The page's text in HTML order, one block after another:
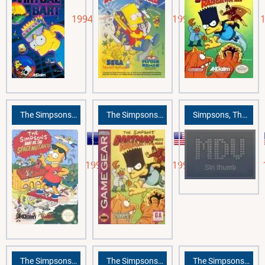
1994 1993
The Simpsons: Bart vs. the Space Mutants
1991
The Simpsons: Bartman Meets Radioactive Man
1992
Simpsons, The: Bart vs. the Space Mutants
The Simpsons Skateboarding The Simpsons: Bart vs. the Space Mutants The Simpsons: Hit & Run